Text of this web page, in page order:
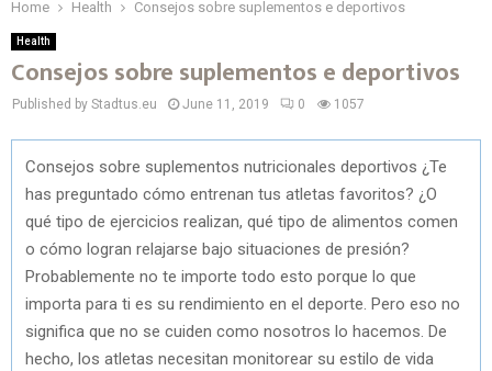
Home Health Consejos sobre suplementos e deportivos
Health
Consejos sobre suplementos e deportivos
Published by Stadtus.eu June 11, 2019 0 1057
Consejos sobre suplementos nutricionales deportivos ¿Te
has preguntado cómo entrenan tus atletas favoritos? ¿O
qué tipo de ejercicios realizan, qué tipo de alimentos comen
o cómo logran relajarse bajo situaciones de presión?
Probablemente no te importe todo esto porque lo que
importa para ti es su rendimiento en el deporte. Pero eso no
significa que no se cuiden como nosotros lo hacemos. De
hecho, los atletas necesitan monitorear su estilo de vida